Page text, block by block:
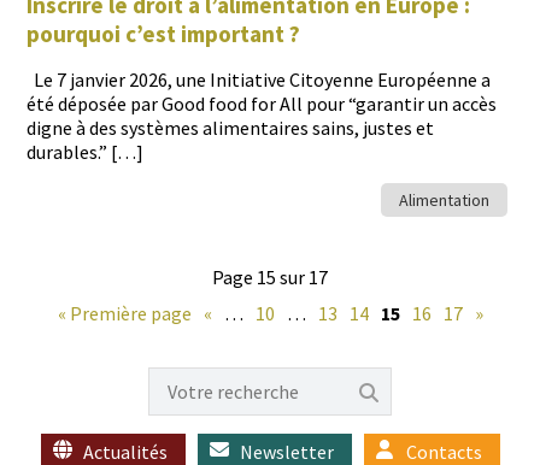
pourquoi c’est important ?
Le 7 jan­vi­er 2026, une Ini­tia­tive Citoyenne Européenne a
été déposée par Good food for All pour “garan­tir un accès
digne à des sys­tèmes ali­men­taires sains, justes et
durables.” […]
Alimentation
Page 15 sur 17
« Première page « … 10 … 13 14 15 16 17 »
Actualités Newsletter
Contacts